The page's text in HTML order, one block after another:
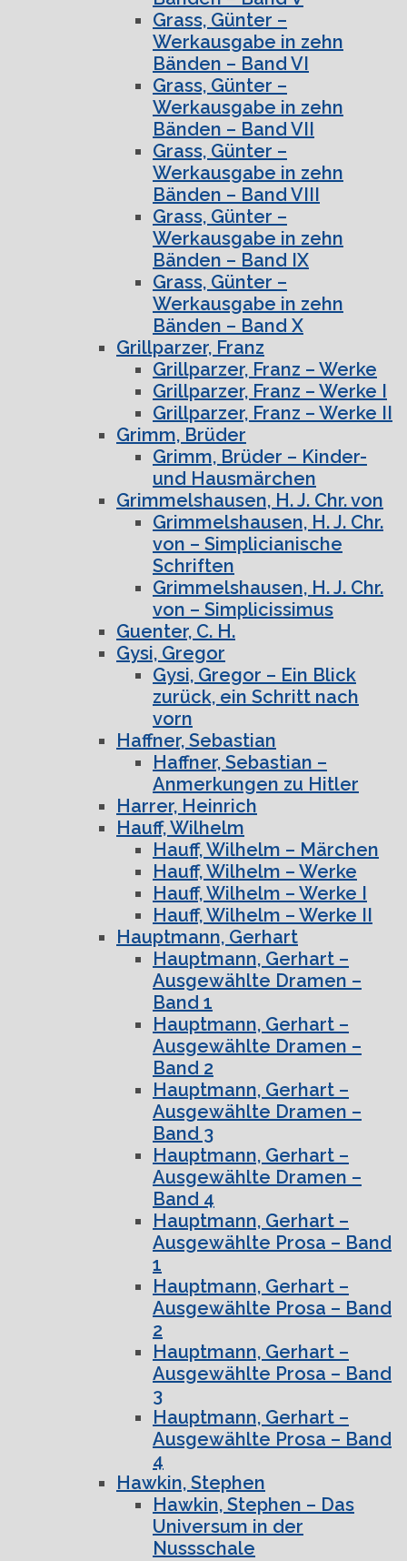
Grass, Günter –
Werkausgabe in zehn
Bänden – Band VI
Grass, Günter –
Werkausgabe in zehn
Bänden – Band VII
Grass, Günter –
Werkausgabe in zehn
Bänden – Band VIII
Grass, Günter –
Werkausgabe in zehn
Bänden – Band IX
Grass, Günter –
Werkausgabe in zehn
Bänden – Band X
Grillparzer, Franz
Grillparzer, Franz – Werke
Grillparzer, Franz – Werke I
Grillparzer, Franz – Werke II
Grimm, Brüder
Grimm, Brüder – Kinder-
und Hausmärchen
Grimmelshausen, H. J. Chr. von
Grimmelshausen, H. J. Chr.
von – Simplicianische
Schriften
Grimmelshausen, H. J. Chr.
von – Simplicissimus
Guenter, C. H.
Gysi, Gregor
Gysi, Gregor – Ein Blick
zurück, ein Schritt nach
vorn
Haffner, Sebastian
Haffner, Sebastian –
Anmerkungen zu Hitler
Harrer, Heinrich
Hauff, Wilhelm
Hauff, Wilhelm – Märchen
Hauff, Wilhelm – Werke
Hauff, Wilhelm – Werke I
Hauff, Wilhelm – Werke II
Hauptmann, Gerhart
Hauptmann, Gerhart –
Ausgewählte Dramen –
Band 1
Hauptmann, Gerhart –
Ausgewählte Dramen –
Band 2
Hauptmann, Gerhart –
Ausgewählte Dramen –
Band 3
Hauptmann, Gerhart –
Ausgewählte Dramen –
Band 4
Hauptmann, Gerhart –
Ausgewählte Prosa – Band
1
Hauptmann, Gerhart –
Ausgewählte Prosa – Band
2
Hauptmann, Gerhart –
Ausgewählte Prosa – Band
3
Hauptmann, Gerhart –
Ausgewählte Prosa – Band
4
Hawkin, Stephen
Hawkin, Stephen – Das
Universum in der
Nussschale